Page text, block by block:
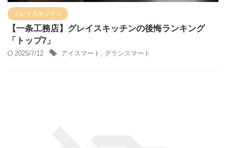
グレイスキッチン
【一条工務店】グレイスキッチンの後悔ランキング
「トップ7」
2025/7/12 アイスマート グランスマート